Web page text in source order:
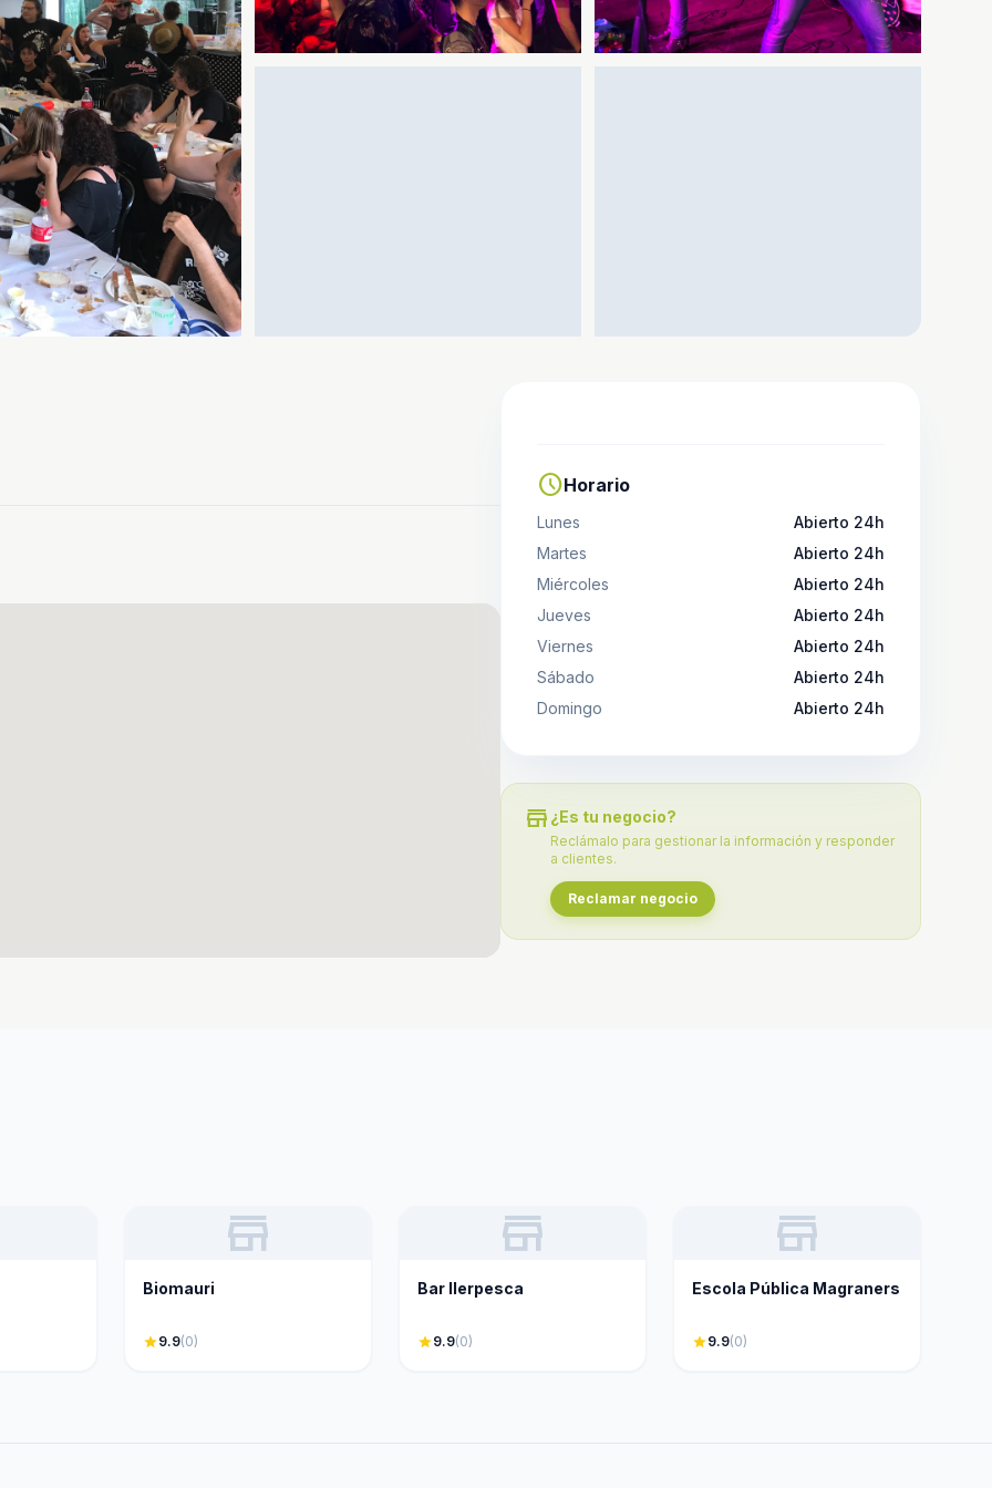
scheduleHorario
Lunes
Abierto 24h
Martes
Abierto 24h
Miércoles
Abierto 24h
Jueves
Abierto 24h
Viernes
Abierto 24h
Sábado
Abierto 24h
Domingo
Abierto 24h
store ¿Es tu negocio?
Reclámalo para gestionar la información y responder
a clientes.
Reclamar negocio
store
Biomauri
star9.9(0)
store
Bar Ilerpesca
star9.9(0)
store
Escola Pública Magraners
star9.9(0)